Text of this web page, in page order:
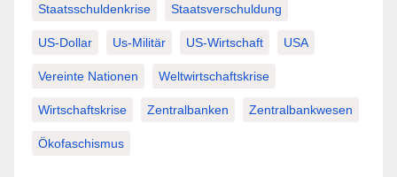
Staatsschuldenkrise Staatsverschuldung
US-Dollar Us-Militär US-Wirtschaft USA
Vereinte Nationen Weltwirtschaftskrise
Wirtschaftskrise Zentralbanken Zentralbankwesen
Ökofaschismus